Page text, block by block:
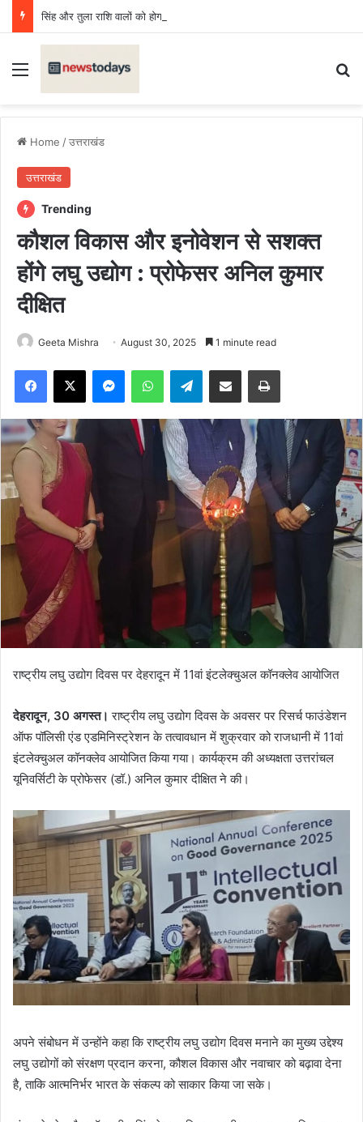
Menu
Home /उत्तराखंड
उत्तराखंड
Trending
कौशल विकास और इनोवेशन से सशक्त
होंगे लघु उद्योग : प्रोफेसर अनिल कुमार
दीक्षित
Geeta Mishra August 30, 2025 1 minute read
Facebook
X MessengerWhatsAppTelegramShare via Email Print
राष्ट्रीय लघु उद्योग दिवस पर देहरादून में 11वां इंटलेक्चुअल कॉनक्लेव आयोजित
देहरादून, 30 अगस्त। राष्ट्रीय लघु उद्योग दिवस के अवसर पर रिसर्च फाउंडेशन
ऑफ पॉलिसी एंड एडमिनिस्ट्रेशन के तत्वावधान में शुक्रवार को राजधानी में 11वां
इंटलेक्चुअल कॉनक्लेव आयोजित किया गया। कार्यक्रम की अध्यक्षता उत्तरांचल
यूनिवर्सिटी के प्रोफेसर (डॉ.) अनिल कुमार दीक्षित ने की।
अपने संबोधन में उन्होंने कहा कि राष्ट्रीय लघु उद्योग दिवस मनाने का मुख्य उद्देश्य
लघु उद्योगों को संरक्षण प्रदान करना, कौशल विकास और नवाचार को बढ़ावा देना
है, ताकि आत्मनिर्भर भारत के संकल्प को साकार किया जा सके।